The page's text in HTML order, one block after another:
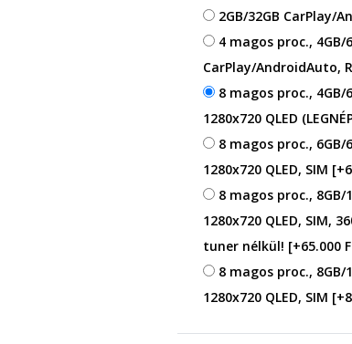
2GB/32GB CarPlay/
4 magos proc., 4GB/
CarPlay/AndroidAuto,
8 magos proc., 4GB/
1280x720 QLED
8 magos proc., 6GB/
1280x720 QLED, SIM
8 magos proc., 8GB/
1280x720 QLED, SIM,
tuner nélkül! [+65.000
8 magos proc., 8GB/
1280x720 QLED, SIM